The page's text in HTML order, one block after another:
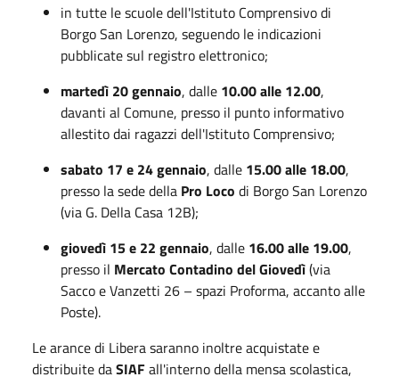
in tutte le scuole dell'Istituto Comprensivo di
Borgo San Lorenzo, seguendo le indicazioni
pubblicate sul registro elettronico;
martedì 20 gennaio, dalle 10.00 alle 12.00,
davanti al Comune, presso il punto informativo
allestito dai ragazzi dell'Istituto Comprensivo;
sabato 17 e 24 gennaio, dalle 15.00 alle 18.00,
presso la sede della Pro Loco di Borgo San Lorenzo
(via G. Della Casa 12B);
giovedì 15 e 22 gennaio, dalle 16.00 alle 19.00,
presso il Mercato Contadino del Giovedì(via
Sacco e Vanzetti 26 – spazi Proforma, accanto alle
Poste).
Le arance di Libera saranno inoltre acquistate e
distribuite daSIAFall'interno della mensa scolastica,